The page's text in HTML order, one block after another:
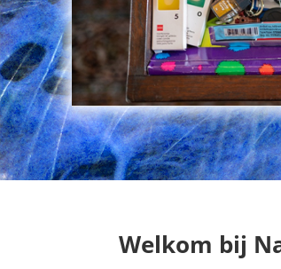
Welkom bij